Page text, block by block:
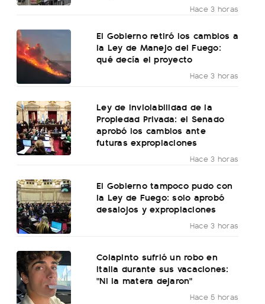
Hace 3 horas
El Gobierno retiró los cambios a
la Ley de Manejo del Fuego:
qué decía el proyecto
Hace 3 horas
Ley de Inviolabilidad de la
Propiedad Privada: el Senado
aprobó los cambios ante
futuras expropiaciones
Hace 3 horas
El Gobierno tampoco pudo con
la Ley de Fuego: solo aprobó
desalojos y expropiaciones
Hace 3 horas
Colapinto sufrió un robo en
Italia durante sus vacaciones:
"Ni la matera dejaron"
Hace 5 horas